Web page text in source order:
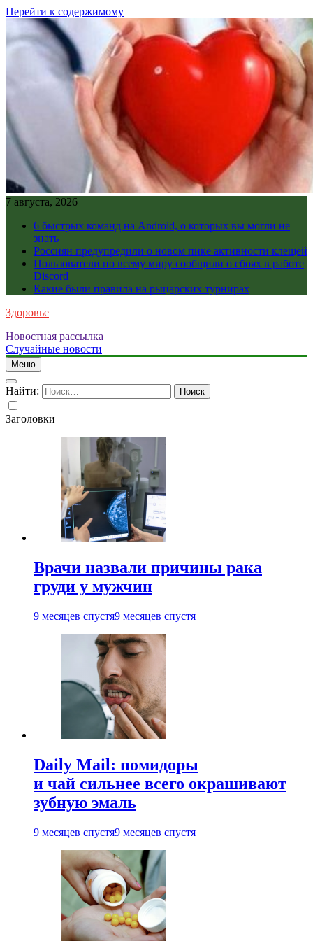
Перейти к содержимому
7 августа, 2026
6 быстрых команд на Android, о которых вы могли не
знать
Россиян предупредили о новом пике активности клещей
Пользователи по всему миру сообщили о сбоях в работе
Discord
Какие были правила на рыцарских турнирах
Здоровье
Новостная рассылка
Случайные новости
Меню
Найти:
Заголовки
Врачи назвали причины рака
груди у мужчин
9 месяцев спустя9 месяцев спустя
Daily Mail: помидоры
и чай сильнее всего окрашивают
зубную эмаль
9 месяцев спустя9 месяцев спустя